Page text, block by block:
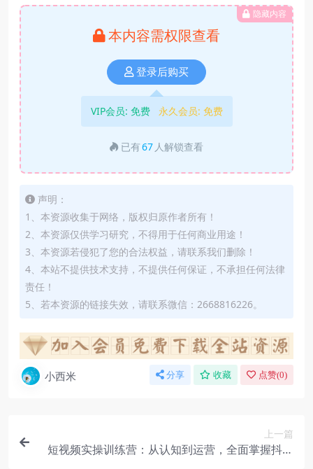
隐藏内容
本内容需权限查看
登录后购买
VIP会员: 免费 永久会员: 免费
已有67 人解锁查看
声明：
1、本资源收集于网络，版权归原作者所有！
2、本资源仅供学习研究，不得用于任何商业用途！
3、本资源若侵犯了您的合法权益，请联系我们删除！
4、本站不提供技术支持，不提供任何保证，不承担任何法律
责任！
5、若本资源的链接失效，请联系微信：2668816226。
小西米 分享 收藏 点赞(0)
上一篇
短视频实操训练营：从认知到运营，全面掌握抖音